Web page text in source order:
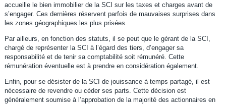
accueille le bien immobilier de la SCI sur les taxes et charges avant de
s’engager. Ces dernières réservent parfois de mauvaises surprises dans
les zones géographiques les plus prisées.
Par ailleurs, en fonction des statuts, il se peut que le gérant de la SCI,
chargé de représenter la SCI à l’égard des tiers, d’engager sa
responsabilité et de tenir sa comptabilité soit rémunéré. Cette
rémunération éventuelle est à prendre en considération également.
Enfin, pour se désister de la SCI de jouissance à temps partagé, il est
nécessaire de revendre ou céder ses parts. Cette décision est
généralement soumise à l’approbation de la majorité des actionnaires en